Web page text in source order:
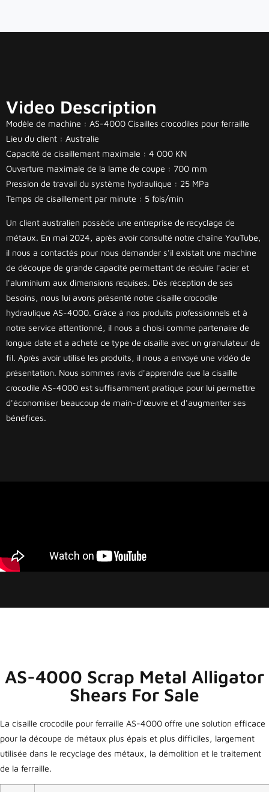
Video Description
Modèle de machine : AS-4000 Cisailles crocodiles pour ferraille
Lieu du client : Australie
Capacité de cisaillement maximale : 4 000 KN
Ouverture maximale de la lame de coupe : 700 mm
Pression de travail du système hydraulique : 25 MPa
Temps de cisaillement par minute : 5 fois/min
Un client australien possède une entreprise de recyclage de
métaux. En mai 2024, après avoir consulté notre chaîne YouTube,
il nous a contactés pour nous demander s'il existait une machine
de découpe de grande capacité permettant de réduire l'acier et
l'aluminium aux dimensions requises. Dès réception de ses
besoins, nous lui avons présenté notre cisaille crocodile
hydraulique AS-4000. Grâce à nos produits professionnels et à
notre service attentionné, il nous a choisi comme partenaire de
longue date et a acheté ce type de cisaille avec un granulateur de
fil. Après avoir utilisé les produits, il nous a envoyé une vidéo de
présentation. Nous sommes ravis d'apprendre que la cisaille
crocodile AS-4000 est suffisamment pratique pour lui permettre
d'économiser beaucoup de main-d'œuvre et d'augmenter ses
bénéfices.
AS-4000 Scrap Metal Alligator
Shears For Sale
La cisaille crocodile pour ferraille AS-4000 offre une solution efficace
pour la découpe de métaux plus épais et plus difficiles, largement
utilisée dans le recyclage des métaux, la démolition et le traitement
de la ferraille.